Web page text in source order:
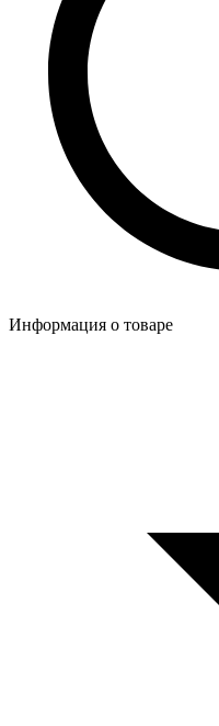
Информация о товаре